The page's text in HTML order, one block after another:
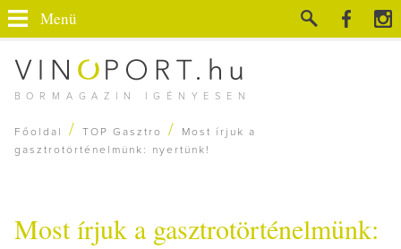
BORMAGAZIN IGÉNYESEN
Menü
Főoldal / TOP Gasztro /
Most írjuk a
gasztrotörténelmünk: nyertünk!
Most írjuk a gasztrotörténelmünk: